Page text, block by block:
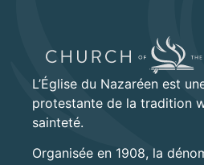
L’Église du Nazaréen est
protestante de la tradition
sainteté.
Organisée en 1908, la